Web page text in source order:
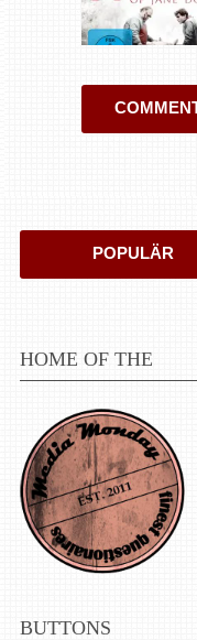
POPULÄR
HOME OF THE
BUTTONS